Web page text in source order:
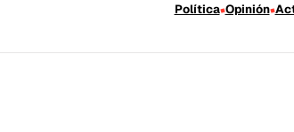
Política Opinión